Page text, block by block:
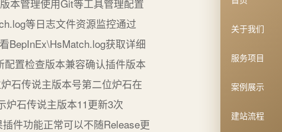
关于我们
服务项目
案例展示
建站流程
本管理使用Git等工具管理配置
等日志文件资源监控通过
BepInEx\HsMatch.log获取详细
置检查版本兼容确认插件版本
石传说主版本号第二位炉石在
炉石传说主版本11更新3次
件功能正常可以不随Release更